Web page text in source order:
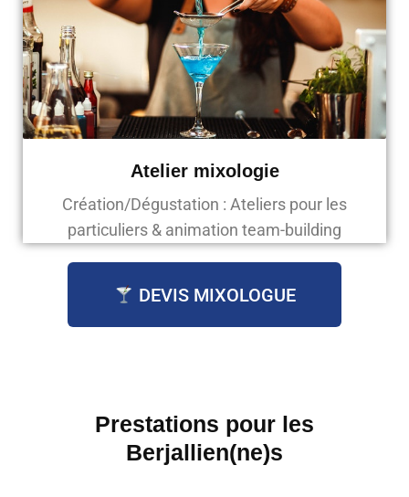
Atelier mixologie
Création/Dégustation : Ateliers pour les
particuliers & animation team-building
DEVIS MIXOLOGUE
Prestations pour les
Berjallien(ne)s